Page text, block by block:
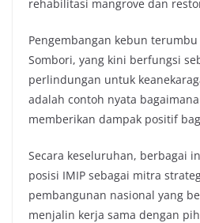
rehabilitasi mangrove dan
Pengembangan kebun
Sombori, yang kini berfungsi
perlindungan untuk
adalah contoh nyata
memberikan dampak positif
Secara keseluruhan, berbagai
posisi IMIP sebagai mitra
pembangunan nasional yang
menjalin kerja sama dengan